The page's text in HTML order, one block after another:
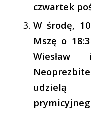
czwartek
W środę,
Mszę o
udzielą